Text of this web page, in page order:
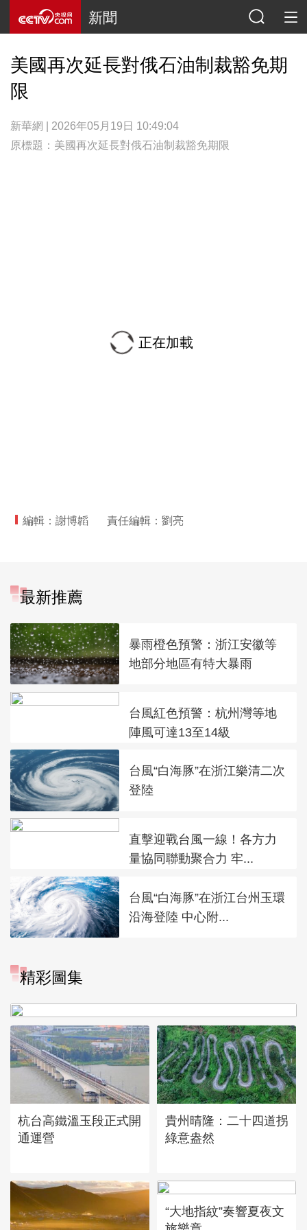
新聞
美國再次延長對俄石油制裁豁免期
限
新華網 | 2026年05月19日 10:49:04
原標題：美國再次延長對俄石油制裁豁免期限
正在加載
編輯：謝博韜 責任編輯：劉亮
最新推薦
暴雨橙色預警：浙江安徽等
地部分地區有特大暴雨
台風紅色預警：杭州灣等地
陣風可達13至14級
台風“白海豚”在浙江樂清二次
登陸
直擊迎戰台風一線！各方力
量協同聯動聚合力 牢...
台風“白海豚”在浙江台州玉環
沿海登陸 中心附...
精彩圖集
杭台高鐵溫玉段正式開
通運營
貴州晴隆：二十四道拐
綠意盎然
“大地指紋”奏響夏夜文